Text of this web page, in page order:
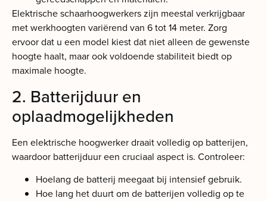
Elektrische schaarhoogwerkers zijn meestal verkrijgbaar
met werkhoogten variërend van 6 tot 14 meter. Zorg
ervoor dat u een model kiest dat niet alleen de gewenste
hoogte haalt, maar ook voldoende stabiliteit biedt op
maximale hoogte.
2. Batterijduur en
oplaadmogelijkheden
Een elektrische hoogwerker draait volledig op batterijen,
waardoor batterijduur een cruciaal aspect is. Controleer:
Hoelang de batterij meegaat bij intensief gebruik.
Hoe lang het duurt om de batterijen volledig op te